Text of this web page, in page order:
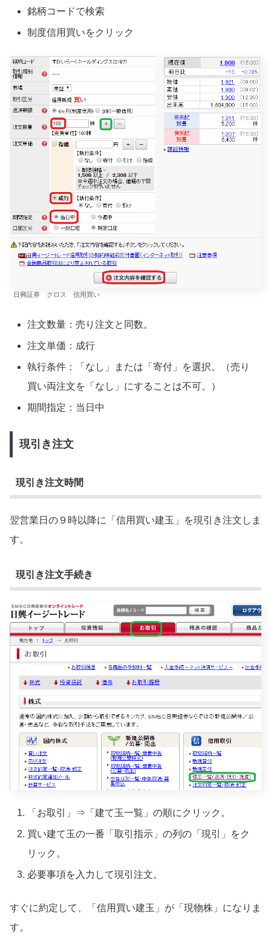
銘柄コードで検索
制度信用買いをクリック
日興証券 クロス 信用買い
注文数量：売り注文と同数。
注文単価：成行
執行条件：「なし」または「寄付」を選択。（売り
買い両注文を「なし」にすることは不可。）
期間指定：当日中
現引き注文
現引き注文時間
翌営業日の９時以降に「信用買い建玉」を現引き注文しま
す。
現引き注文手続き
「お取引」⇒「建て玉一覧」の順にクリック。
買い建て玉の一番「取引指示」の列の「現引」をク
リック。
必要事項を入力して現引注文。
すぐに約定して、「信用買い建玉」が「現物株」になりま
す。